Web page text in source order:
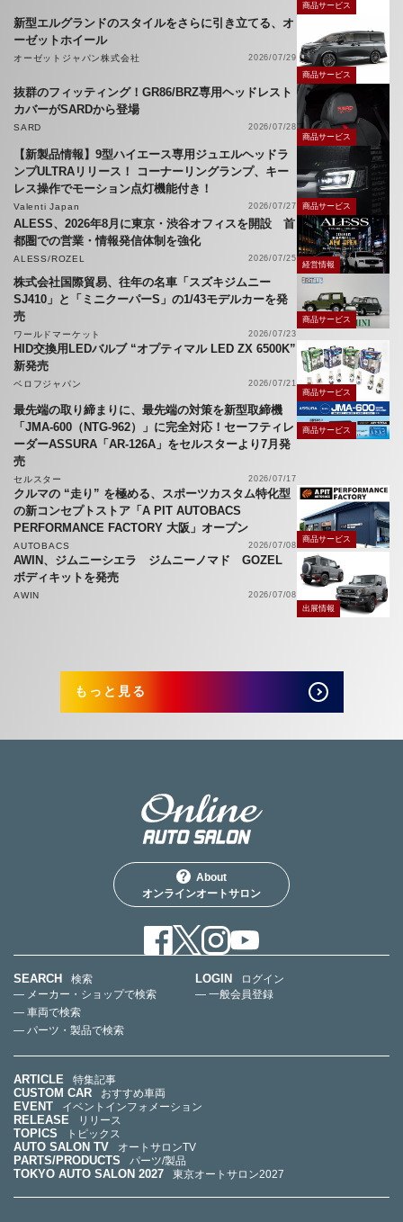
商品サービス
新型エルグランドのスタイルをさらに引き立てる、オ
ーゼットホイール
オーゼットジャパン株式会社
2026/07/29
商品サービス
抜群のフィッティング！GR86/BRZ専用ヘッドレスト
カバーがSARDから登場
SARD
2026/07/28
商品サービス
【新製品情報】9型ハイエース専用ジュエルヘッドラ
ンプULTRAリリース！ コーナーリングランプ、キー
レス操作でモーション点灯機能付き！
Valenti Japan 2026/07/27 商品サービス
ALESS、2026年8月に東京・渋谷オフィスを開設 首
都圏での営業・情報発信体制を強化
ALESS/ROZEL 2026/07/25
経営情報
株式会社国際貿易、往年の名車「スズキジムニー
SJ410」と「ミニクーパーS」の1/43モデルカーを発
売
ワールドマーケット 2026/07/23
商品サービス
HID交換用LEDバルブ “オプティマル LED ZX 6500K”
新発売
ベロフジャパン
2026/07/21
商品サービス
最先端の取り締まりに、最先端の対策を新型取締機
「JMA-600（NTG-962）」に完全対応！セーフティレ
ーダーASSURA「AR-126A」をセルスターより7月発
売
セルスター 2026/07/17
商品サービス
クルマの “走り” を極める、スポーツカスタム特化型
の新コンセプトストア「A PIT AUTOBACS
PERFORMANCE FACTORY 大阪」オープン
AUTOBACS 2026/07/08
商品サービス
AWIN、ジムニーシエラ ジムニーノマド GOZEL
ボディキットを発売
AWIN
2026/07/08
出展情報
もっと見る
About
オンラインオートサロン
SEARCH
検索
— メーカー・ショップで検索
— 車両で検索
— パーツ・製品で検索
LOGIN
ログイン
— 一般会員登録
ARTICLE 特集記事
CUSTOM CAR おすすめ車両
EVENT イベントインフォメーション
RELEASE リリース
TOPICS トピックス
AUTO SALON TV オートサロンTV
PARTS/PRODUCTS パーツ/製品
TOKYO AUTO SALON 2027 東京オートサロン2027